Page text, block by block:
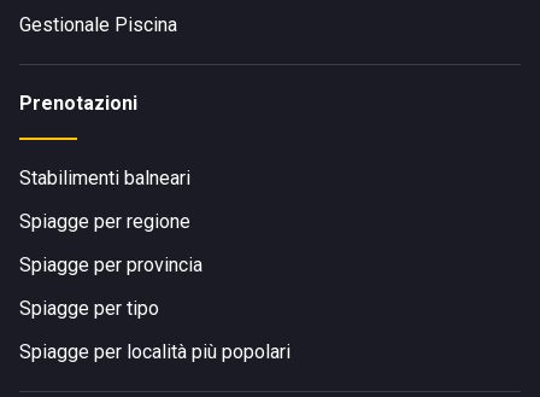
Gestionale Piscina
Prenotazioni
Stabilimenti balneari
Spiagge per regione
Spiagge per provincia
Spiagge per tipo
Spiagge per località più popolari